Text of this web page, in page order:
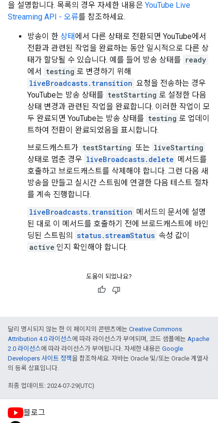
을 설명합니다. 목록의 경우 자세한 내용은 YouTube Live
Streaming API - 오류를 참조하세요.
방송이 한 상태에서 다른 상태로 전환되면 YouTube에서
전환과 관련된 작업을 완료하는 동안 일시적으로 다른 상
태가 할당될 수 있습니다. 예를 들어 방송 상태를 ready
에서
testing 로 변경하기 위해
liveBroadcasts.transition 요청을 전송하는 경우
YouTube는 방송 상태를 testStarting 로 설정한 다음
상태 변경과 관련된 작업을 완료합니다. 이러한 작업이 모
두 완료되면 YouTube는 방송 상태를 testing 로 업데이
트하여 전환이 완료되었음을 표시합니다.
브로드캐스트가 testStarting 또는 liveStarting
상태로 멈춘 경우 liveBroadcasts.delete 메서드를
호출하고 브로드캐스트를 삭제해야 합니다. 그런 다음 새
방송을 만들고 실시간 스트림에 연결한 다음 테스트 절차
를 계속 진행합니다.
liveBroadcasts.transition 메서드의 문서에 설명
된 대로 이 메서드를 호출하기 전에 브로드캐스트에 바인
딩된 스트림의
status.streamStatus 속성 값이
active 인지 확인해야 합니다.
도움이 되었나요?
달리 명시되지 않는 한 이 페이지의 콘텐츠에는 Creative Commons
Attribution 4.0 라이선스에 따라 라이선스가 부여되며, 코드 샘플에는 Apache
2.0 라이선스에 따라 라이선스가 부여됩니다. 자세한 내용은 Google
Developers 사이트 정책을 참조하세요. 자바는 Oracle 및/또는 Oracle 계열사
의 등록 상표입니다.
최종 업데이트: 2024-07-29(UTC)
블로그